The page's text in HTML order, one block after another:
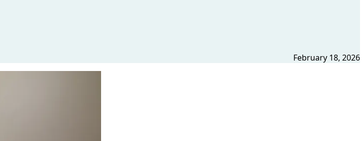
February 18, 2026